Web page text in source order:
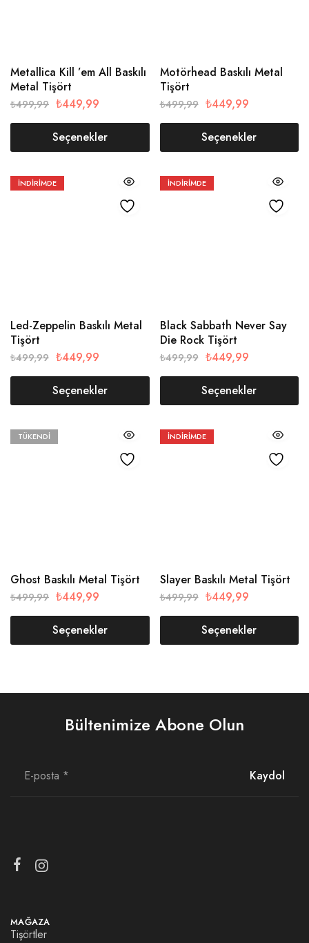
Metallica Kill ’em All Baskılı
Metal Tişört
₺499,99 ₺449,99
Seçenekler
Motörhead Baskılı Metal
Tişört
₺499,99 ₺449,99
Seçenekler
İNDIRIMDE
Led-Zeppelin Baskılı Metal
Tişört
₺499,99 ₺449,99
Seçenekler
İNDIRIMDE
Black Sabbath Never Say
Die Rock Tişört
₺499,99 ₺449,99
Seçenekler
TÜKENDI
Ghost Baskılı Metal Tişört
₺499,99 ₺449,99
Seçenekler
İNDIRIMDE
Slayer Baskılı Metal Tişört
₺499,99 ₺449,99
Seçenekler
Bültenimize Abone Olun
MAĞAZA
Tişörtler